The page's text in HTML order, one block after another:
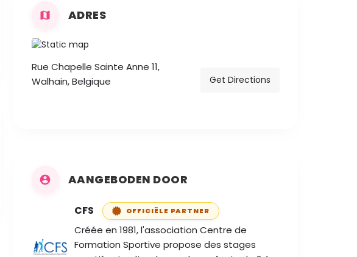
ADRES
Rue Chapelle Sainte Anne 11,
Walhain, Belgique
Get Directions
AANGEBODEN DOOR
CFS OFFICIËLE PARTNER
Créée en 1981, l'association Centre de
Formation Sportive propose des stages